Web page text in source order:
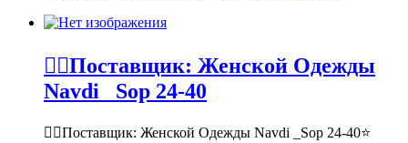
💁‍♂Поставщик: Женской Одежды
Navdi _Sop 24-40
💁‍♂Поставщик: Женской Одежды Navdi _Sop 24-40⭐